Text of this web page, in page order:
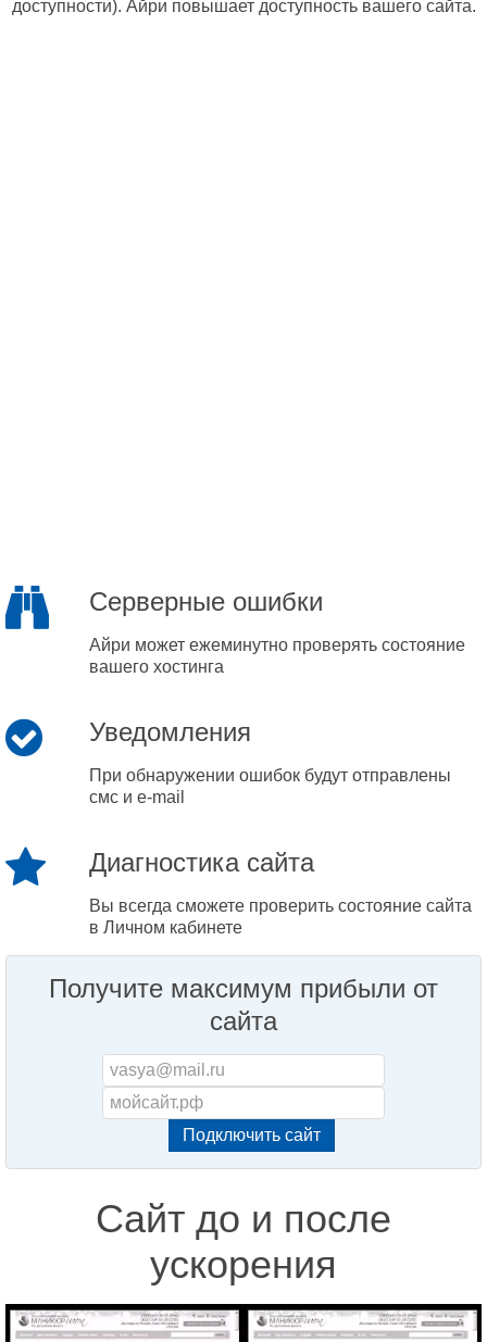
доступности). Айри повышает доступность вашего сайта.
Серверные ошибки
Айри может ежеминутно проверять состояние
вашего хостинга
Уведомления
При обнаружении ошибок будут отправлены
смс и e-mail
Диагностика сайта
Вы всегда сможете проверить состояние сайта
в Личном кабинете
Получите максимум прибыли от
сайта
Сайт до и после
ускорения